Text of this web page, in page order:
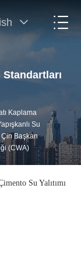
Kaplama
Su
Çin Başkan
(CWA)
Su Yalıtımı